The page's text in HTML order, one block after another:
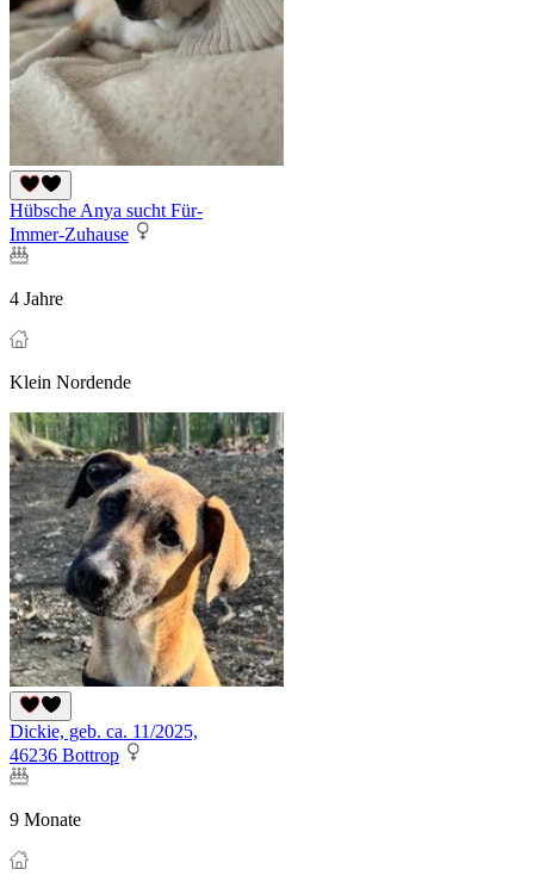
Hübsche Anya sucht Für-
Immer-Zuhause
4 Jahre
Klein Nordende
Dickie, geb. ca. 11/2025,
46236 Bottrop
9 Monate